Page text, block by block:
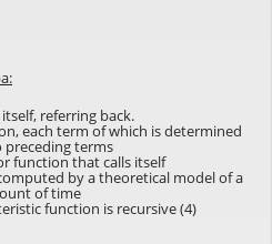
referring back.
, each termof which isdetermined
precedingterms
functionthatcalls itself
by a theoretical model of a
of time
function is recursive (4)